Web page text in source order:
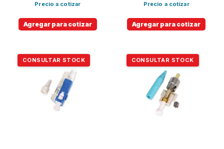
Precio a cotizar
Agregar para cotizar
Precio a cotizar
Agregar para cotizar
CONSULTAR STOCK CONSULTAR STOCK